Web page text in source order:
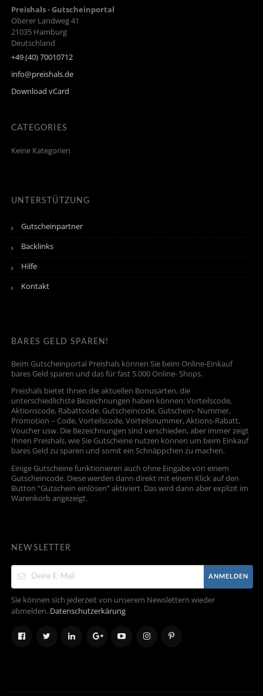
Preishals - Gutscheinportal
Oberer Landweg 41
21035 Hamburg
Deutschland
+49 (40) 70010712
info@preishals.de
Download vCard
CATEGORIES
Keine Kategorien
UNTERSTÜTZUNG
Gutscheinpartner
Backlinks
Hilfe
Kontakt
BARES GELD SPAREN!
Beim Gutscheinportal Preishals können Sie beim Online-Einkauf
bares Geld sparen und das für fast 5.000 Online- Shops.
Preishals bietet Ihnen die aktuellen Bonusarten, die
unterschiedlichste Bezeichnungen haben können: Vorteilscode,
Aktionscode, Rabattcode, Gutscheincode, Gutschein- Nummer,
Promotion – Code, Vorteilscode, Vorteilsnummer, Aktions-Rabatt,
Voucher usw. Die Bezeichnungen sind verschieden, aber immer zeigt
Ihnen Preishals, wie Sie Gutscheine nutzen können um beim Einkauf
bares Geld zu sparen und somit ein Schnäppchen zu machen.
Einige Gutscheine funktionieren auch ohne Eingabe von einem
Gutscheincode. Diese werden dann direkt mit einem Klick auf den
Button “Gutschein einlösen” aktiviert. Das wird dann aber explizit im
Warenkorb angezeigt.
NEWSLETTER
ANMELDEN
Sie können sich jederzeit von unserem Newslettern wieder
abmelden. Datenschutzerkärung